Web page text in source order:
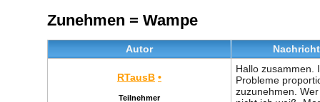
Zunehmen = Wampe
Autor Nachricht
RTausB •
Teilnehmer
Hallo zusammen.
Probleme
zuzunehmen.